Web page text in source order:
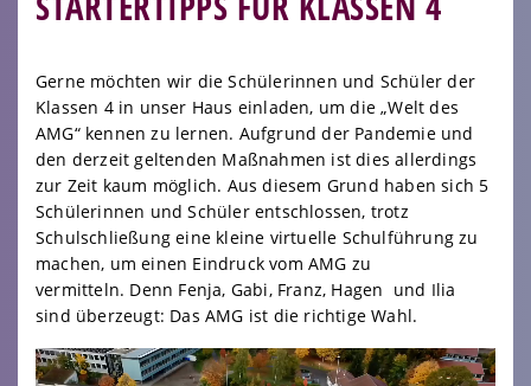
Gerne möchten wir die Schülerinnen und Schüler der
Klassen 4 in unser Haus einladen, um die „Welt des
AMG“ kennen zu lernen. Aufgrund der Pandemie und
den derzeit geltenden Maßnahmen ist dies allerdings
zur Zeit kaum möglich. Aus diesem Grund haben sich 5
Schülerinnen und Schüler entschlossen, trotz
Schulschließung eine kleine virtuelle Schulführung zu
machen, um einen Eindruck vom AMG zu
vermitteln. Denn Fenja, Gabi, Franz, Hagen und Ilia
sind überzeugt: Das AMG ist die richtige Wahl.